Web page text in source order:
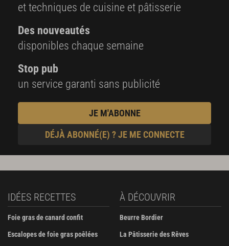
et techniques de cuisine et pâtisserie
Des nouveautés
disponibles chaque semaine
Stop pub
un service garanti sans publicité
JE M'ABONNE
DÉJÀ ABONNÉ(E) ? JE ME CONNECTE
IDÉES RECETTES
Foie gras de canard confit
Escalopes de foie gras poêlées
À DÉCOUVRIR
Beurre Bordier
La Pâtisserie des Rêves